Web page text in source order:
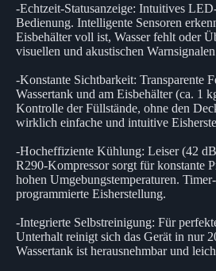
-Echtzeit-Statusanzeige: Intuitives
Bedienung. Intelligente Sensoren
Eisbehälter voll ist, Wasser fehlt oder
visuellen und akustischen
-Konstante Sichtbarkeit: Transparente
Wassertank und am Eisbehälter (ca. 1
Kontrolle der Füllstände, ohne den
wirklich einfache und intuitive
-Hocheffiziente Kühlung: Leiser (42
R290-Kompressor sorgt für konstante
hohen Umgebungstemperaturen.
programmierte Eisherstellung.
-Integrierte Selbstreinigung: Für
Unterhalt reinigt sich das Gerät in nur
Wassertank ist herausnehmbar und